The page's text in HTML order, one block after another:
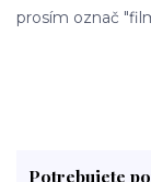
prosím označ
Potrebujete